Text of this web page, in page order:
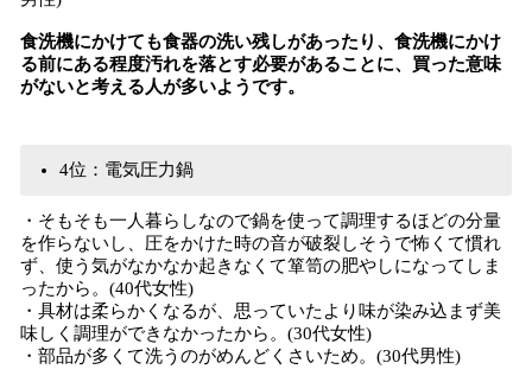
食洗機にかけても食器の洗い残しがあったり、食洗機にかけ
る前にある程度汚れを落とす必要があることに、買った意味
がないと考える人が多いようです。
4位：電気圧力鍋
・そもそも一人暮らしなので鍋を使って調理するほどの分量
を作らないし、圧をかけた時の音が破裂しそうで怖くて慣れ
ず、使う気がなかなか起きなくて箪笥の肥やしになってしま
ったから。(40代女性)
・具材は柔らかくなるが、思っていたより味が染み込まず美
味しく調理ができなかったから。(30代女性)
・部品が多くて洗うのがめんどくさいため。(30代男性)